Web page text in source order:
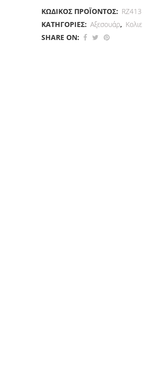
ΚΩΔΙΚΌΣ ΠΡΟΪΌΝΤΟΣ: RZ413
ΚΑΤΗΓΟΡΊΕΣ: Αξεσουάρ, Κολιε
SHARE ON: